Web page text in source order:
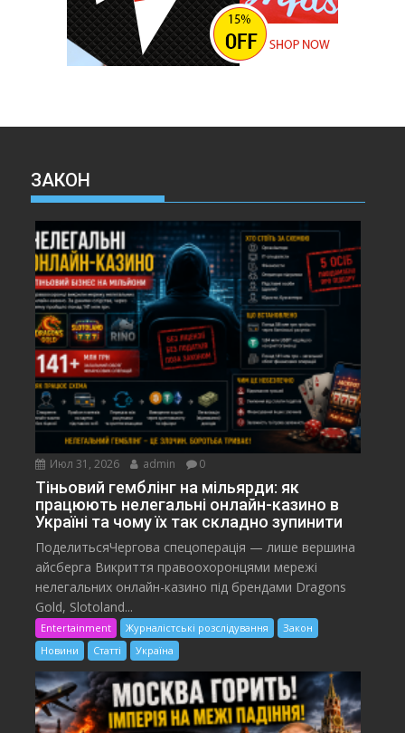
ЗАКОН
Июл 31, 2026 admin 0
Тіньовий гемблінг на мільярди: як
працюють нелегальні онлайн-казино в
Україні та чому їх так складно зупинити
ПоделитьсяЧергова спецоперація — лише вершина
айсберга Викриття правоохоронцями мережі
нелегальних онлайн-казино під брендами Dragons
Gold, Slotoland...
Entertainment Журналістські розслідування
Закон
Новини
Статті Україна